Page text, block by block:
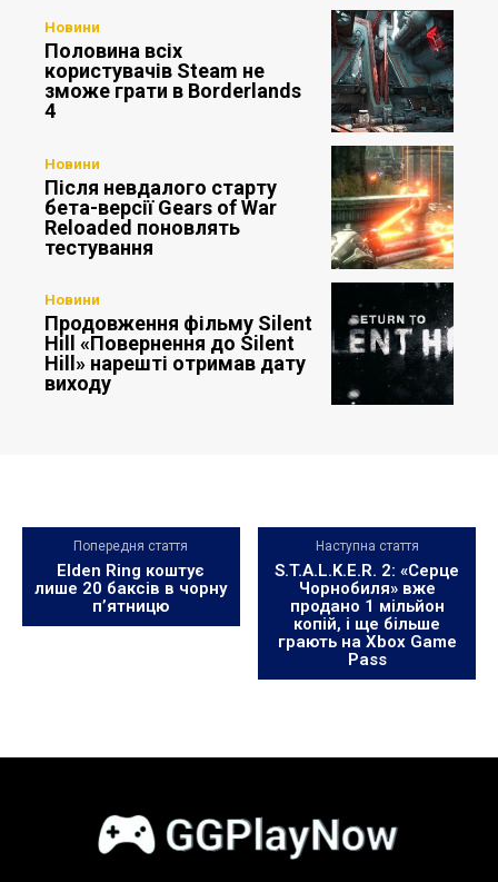
Новини
Половина всіх
користувачів Steam не
зможе грати в Borderlands
4
Новини
Після невдалого старту
бета-версії Gears of War
Reloaded поновлять
тестування
Новини
Продовження фільму Silent
Hill «Повернення до Silent
Hill» нарешті отримав дату
виходу
Попередня стаття
Elden Ring коштує
лише 20 баксів в чорну
п’ятницю
Наступна стаття
S.T.A.L.K.E.R. 2: «Серце
Чорнобиля» вже
продано 1 мільйон
копій, і ще більше
грають на Xbox Game
Pass